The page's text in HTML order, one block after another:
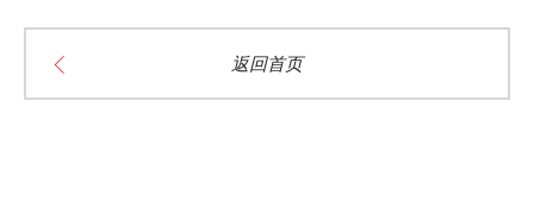
返回首页